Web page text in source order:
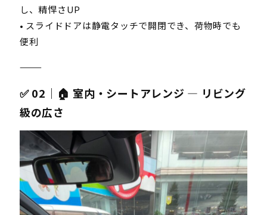
し、精悍さUP
• スライドドアは静電タッチで開閉でき、荷物時でも
便利
⸻
✅ 02｜🏠 室内・シートアレンジ — リビング
級の広さ